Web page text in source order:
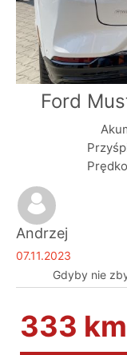
Ford
Andrzej
07.11.2023
Gdyby nie
333 km